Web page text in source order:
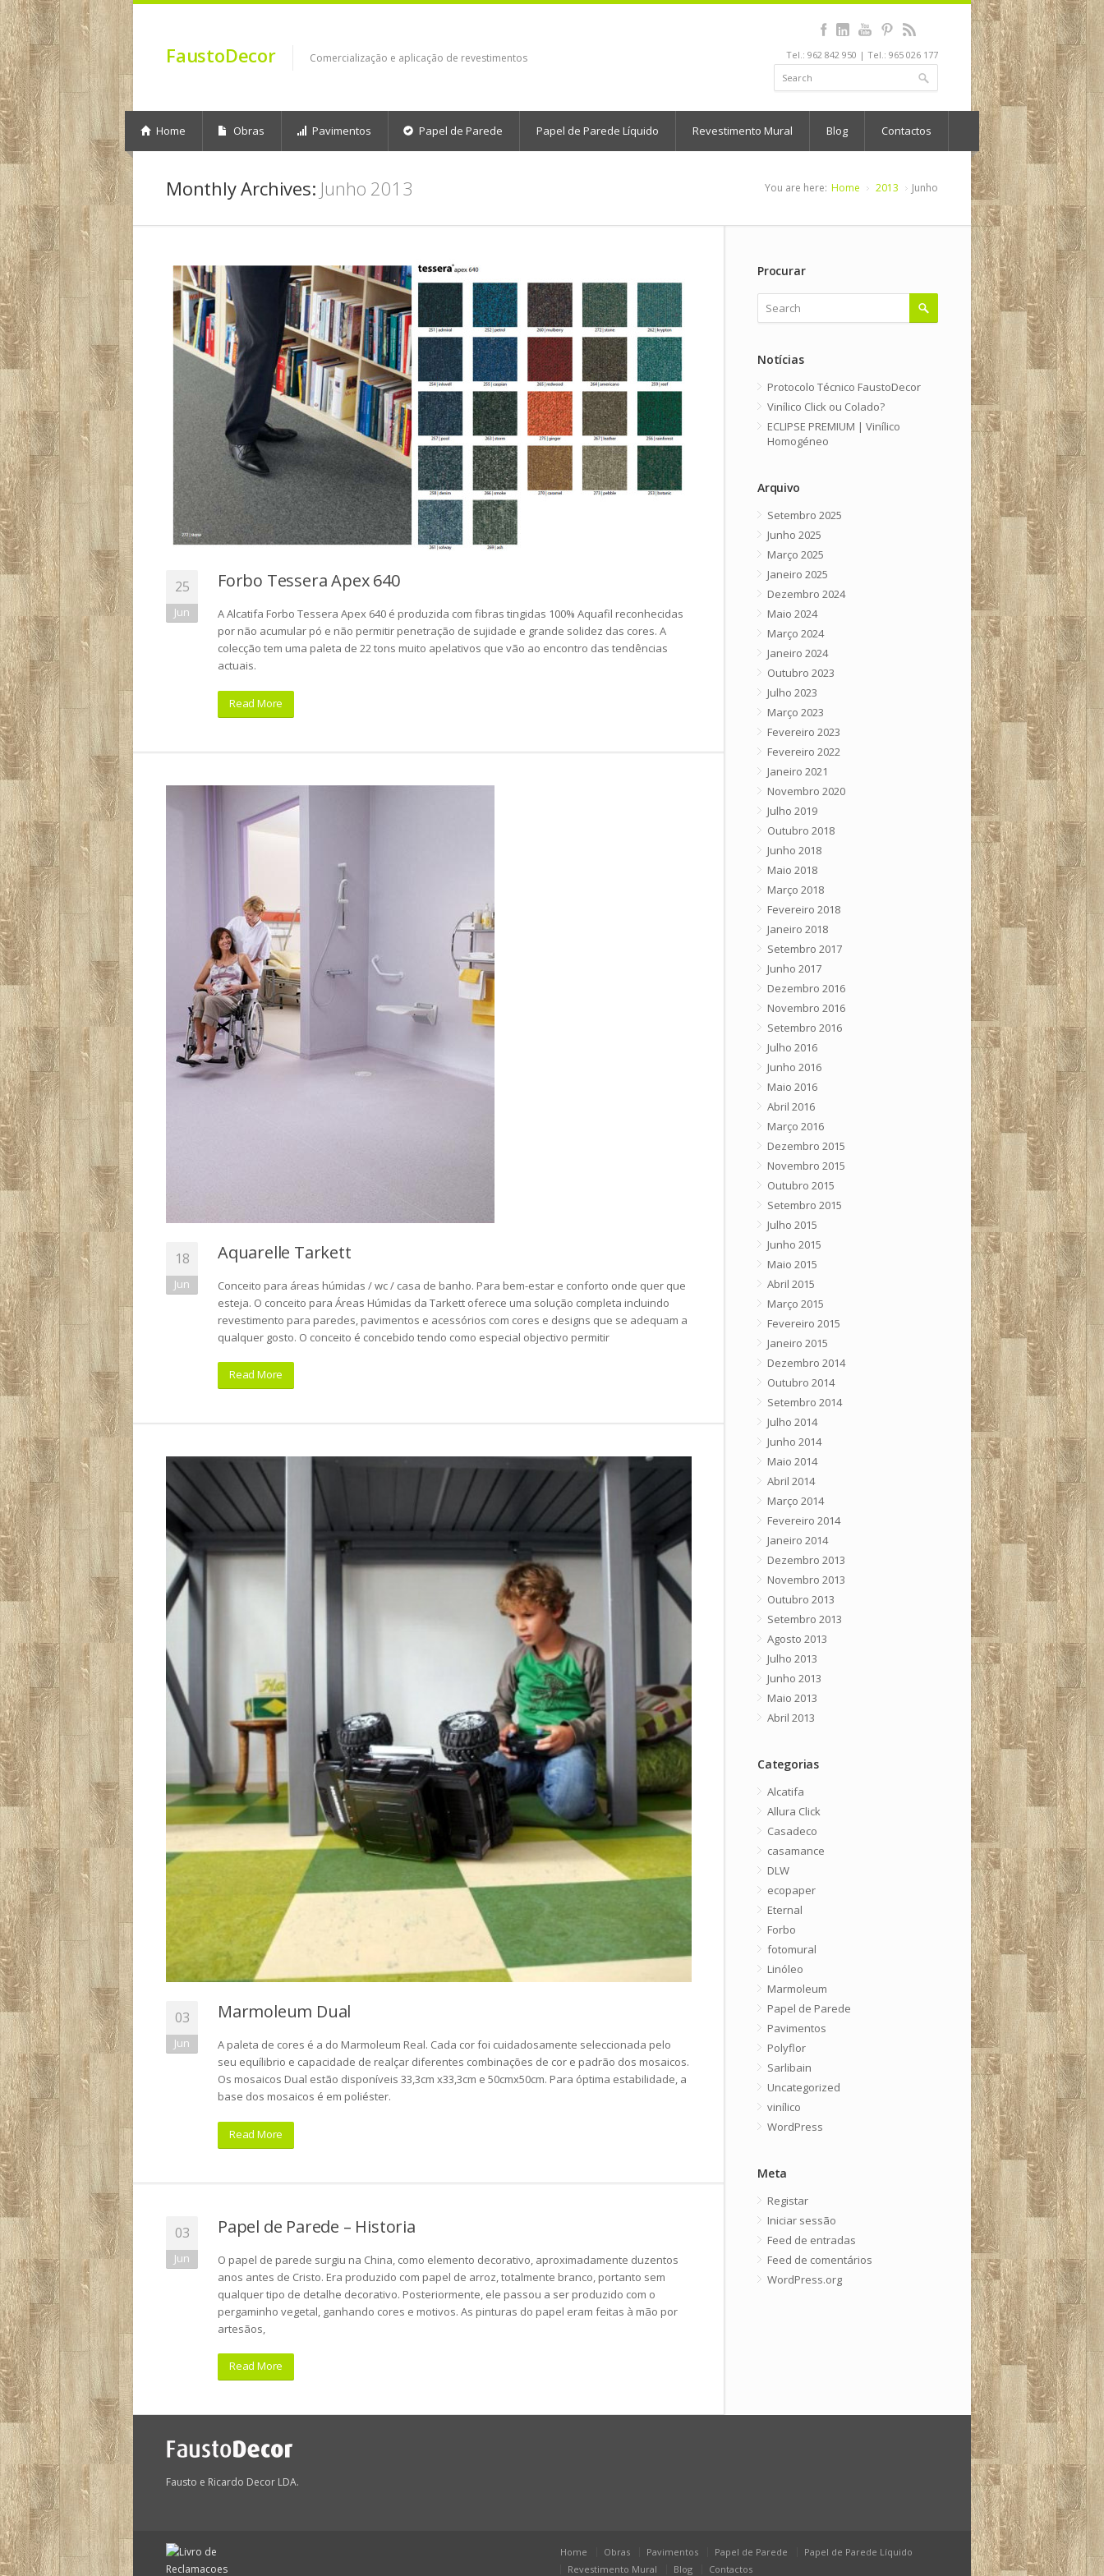
FaustoDecor Comercialização e aplicação de revestimentos Tel.: 962 842 950 | Tel.: 965 026 177
Home Obras Pavimentos Papel de Parede Papel de Parede Líquido Revestimento Mural Blog Contactos
Monthly Archives: Junho 2013 You are here: Home 2013 Junho
25
Jun
Forbo Tessera Apex 640
A Alcatifa Forbo Tessera Apex 640 é produzida com fibras tingidas 100% Aquafil reconhecidas
por não acumular pó e não permitir penetração de sujidade e grande solidez das cores. A
colecção tem uma paleta de 22 tons muito apelativos que vão ao encontro das tendências
actuais.
Read More
18
Jun
Aquarelle Tarkett
Conceito para áreas húmidas / wc / casa de banho. Para bem-estar e conforto onde quer que
esteja. O conceito para Áreas Húmidas da Tarkett oferece uma solução completa incluindo
revestimento para paredes, pavimentos e acessórios com cores e designs que se adequam a
qualquer gosto. O conceito é concebido tendo como especial objectivo permitir
Read More
03
Jun
Marmoleum Dual
A paleta de cores é a do Marmoleum Real. Cada cor foi cuidadosamente seleccionada pelo
seu equílibrio e capacidade de realçar diferentes combinações de cor e padrão dos mosaicos.
Os mosaicos Dual estão disponíveis 33,3cm x33,3cm e 50cmx50cm. Para óptima estabilidade, a
base dos mosaicos é em poliéster.
Read More
03
Jun
Papel de Parede – Historia
O papel de parede surgiu na China, como elemento decorativo, aproximadamente duzentos
anos antes de Cristo. Era produzido com papel de arroz, totalmente branco, portanto sem
qualquer tipo de detalhe decorativo. Posteriormente, ele passou a ser produzido com o
pergaminho vegetal, ganhando cores e motivos. As pinturas do papel eram feitas à mão por
artesãos,
Read More
Procurar
Notícias
Protocolo Técnico FaustoDecor
Vinílico Click ou Colado?
ECLIPSE PREMIUM | Vinílico
Homogéneo
Arquivo
Setembro 2025
Junho 2025
Março 2025
Janeiro 2025
Dezembro 2024
Maio 2024
Março 2024
Janeiro 2024
Outubro 2023
Julho 2023
Março 2023
Fevereiro 2023
Fevereiro 2022
Janeiro 2021
Novembro 2020
Julho 2019
Outubro 2018
Junho 2018
Maio 2018
Março 2018
Fevereiro 2018
Janeiro 2018
Setembro 2017
Junho 2017
Dezembro 2016
Novembro 2016
Setembro 2016
Julho 2016
Junho 2016
Maio 2016
Abril 2016
Março 2016
Dezembro 2015
Novembro 2015
Outubro 2015
Setembro 2015
Julho 2015
Junho 2015
Maio 2015
Abril 2015
Março 2015
Fevereiro 2015
Janeiro 2015
Dezembro 2014
Outubro 2014
Setembro 2014
Julho 2014
Junho 2014
Maio 2014
Abril 2014
Março 2014
Fevereiro 2014
Janeiro 2014
Dezembro 2013
Novembro 2013
Outubro 2013
Setembro 2013
Agosto 2013
Julho 2013
Junho 2013
Maio 2013
Abril 2013
Categorias
Alcatifa
Allura Click
Casadeco
casamance
DLW
ecopaper
Eternal
Forbo
fotomural
Linóleo
Marmoleum
Papel de Parede
Pavimentos
Polyflor
Sarlibain
Uncategorized
vinílico
WordPress
Meta
Registar
Iniciar sessão
Feed de entradas
Feed de comentários
WordPress.org
Fausto e Ricardo Decor LDA.
Home Obras Pavimentos Papel de Parede
Papel de Parede Líquido
Revestimento Mural
Blog Contactos